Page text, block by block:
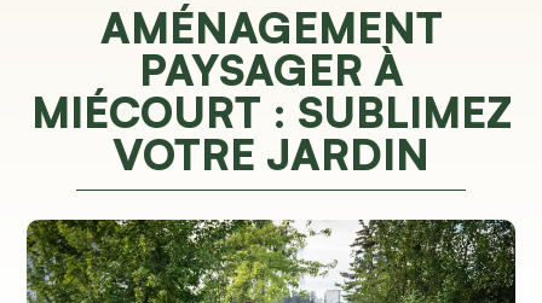
AMÉNAGEMENT
PAYSAGER À
MIÉCOURT : SUBLIMEZ
VOTRE JARDIN